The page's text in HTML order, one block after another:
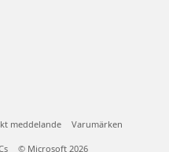
meddelande Varumärken
© Microsoft 2026